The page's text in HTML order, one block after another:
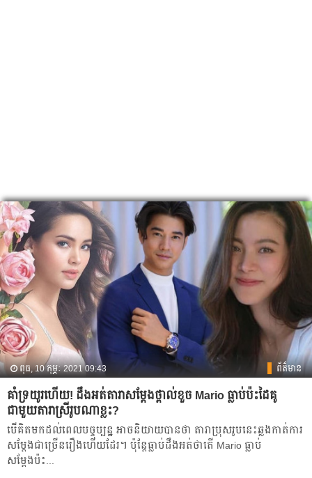
ពុធ, 10 កុម្ភៈ 2021 09:43 ព័ត៌មាន
គាំទ្រយូរហើយ! ដឹងអត់តារាសម្ដែងថ្ពាល់ខួច Mario ធ្លាប់ប៉ះដៃគូ
ជាមួយតារាស្រីរូបណាខ្លះ?
បើគិតមកដល់ពេលបច្ចុប្បន្ន អាចនិយាយបានថា តារាប្រុសរូបនេះឆ្លងកាត់ការ
សម្ដែងជាច្រើនរឿងហើយដែរ។ ប៉ុន្តែធ្លាប់ដឹងអត់ថាតើ Mario ធ្លាប់
សម្ដែងប៉ះ...